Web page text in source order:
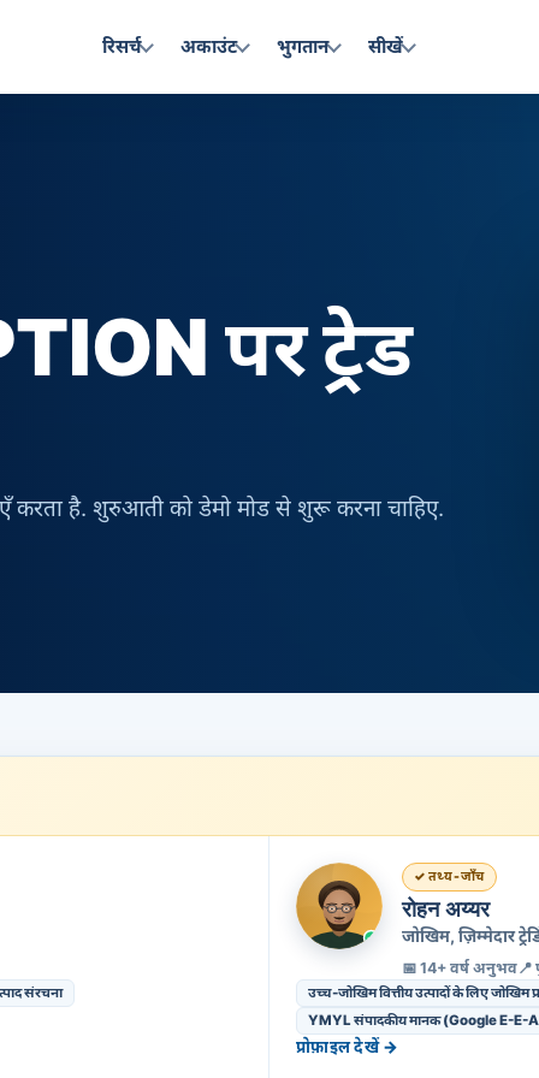
रिसर्च अकाउंट भुगतान सीखें
पर ट्रेड
करता है. शुरुआती को डेमो मोड से शुरू करना चाहिए.
संरचना
तथ्य-जाँच
रोहन अय्यर
जोखिम, ज़िम्मेदार
📅 14+ वर्ष अनुभव📍
उच्च-जोखिम वित्तीय उत्पादों के लिए जोखिम
YMYL संपादकीय मानक (Google E-E-
प्रोफ़ाइल देखें →